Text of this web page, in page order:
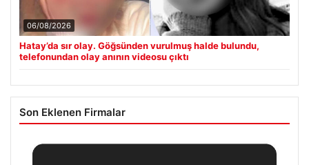
06/08/2026
Hatay’da sır olay. Göğsünden vurulmuş halde bulundu,
telefonundan olay anının videosu çıktı
Son Eklenen Firmalar